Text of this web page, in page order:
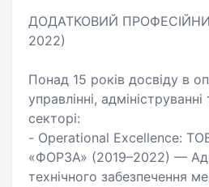
ДОДАТКОВИЙ
2022)
Понад 15 років досвіду в
управлінні,
секторі:
- Operational Excellence:
«ФОРЗА» (2019–2022) —
технічного забезпечення